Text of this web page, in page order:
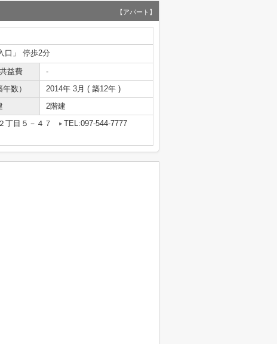
【アパート】
口」 停歩2分
益費
-
数）
2014年 3月 ( 築12年 )
2階建
丁目５－４７
TEL:097-544-7777